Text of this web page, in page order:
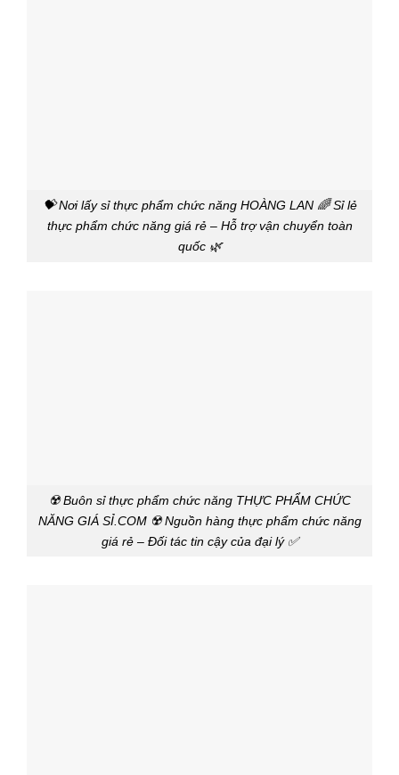
💝 Nơi lấy sỉ thực phẩm chức năng HOÀNG LAN 🌈 Sỉ lẻ
thực phẩm chức năng giá rẻ – Hỗ trợ vận chuyển toàn
quốc 🌿
☢️ Buôn sỉ thực phẩm chức năng THỰC PHẨM CHỨC
NĂNG GIÁ SỈ.COM ☢️ Nguồn hàng thực phẩm chức năng
giá rẻ – Đối tác tin cậy của đại lý ✅